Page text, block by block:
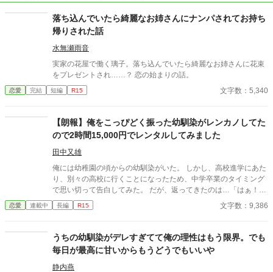
落ち込んでいたら綺麗なお姉さんにナンパされてお持ち
帰りされた話
水無瀬雨音
実家の花屋で働く璃子。落ち込んでいたら綺麗なお姉さんに花束
をプレゼントされ……？ 恋の始まりの話。
恋愛 完結 短編 R15 文字数：5,340
【朗報】俺をこっぴどく振った幼馴染がレンカノしてた
ので2時間15,000円でレンタルしてみました
田中又雄
俺には幼稚園の頃からの幼馴染がいた。 しかし、高校進学にあた
り、別々の高校に行くことになったため、中学卒業のタイミング
で思い切って告白してみた。 だが、返ってきたのは…「はぁ！？
誰があんたみたいなのと付き合うのよ！」という酷い言葉だっ
た。 それからは家は近所だったが、それからは一度も話をするこ
た。 そんなある日、とある噂を聞いた。 どうやら、あいつがレン
タル彼女なるものを始めたとか…。 気持ち悪いと思いながらも俺
は予約を入れるのであった。 そうして、デート当日。 待ち合わせ
場所に着くと、後ろから彼女がやってきた。 「あ、ごめんね！待
恋愛 連載中 長編 R15 文字数：9,386
うちの幼馴染がデレすぎてて俺の理性はもう限界。でも
毎日が最高に甘いからもうどうでもいいや
静内燕